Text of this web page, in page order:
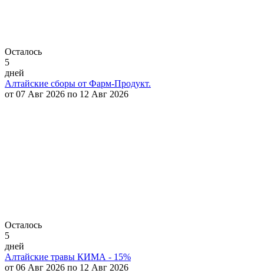
Осталось
5
дней
Алтайские сборы от Фарм-Продукт.
от 07 Авг 2026 по 12 Авг 2026
Осталось
5
дней
Алтайские травы КИМА - 15%
от 06 Авг 2026 по 12 Авг 2026